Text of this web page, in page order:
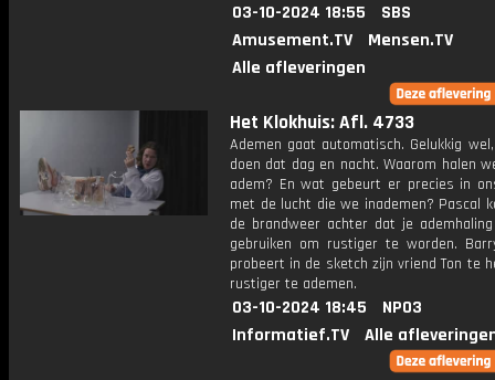
03-10-2024 18:55
SBS
Amusement.TV
Mensen.TV
Alle afleveringen
Het Klokhuis: Afl. 4733
Ademen gaat automatisch. Gelukkig
doen dat dag en nacht. Waarom halen
adem? En wat gebeurt er precies in
met de lucht die we inademen? Pascal
de brandweer achter dat je
gebruiken om rustiger te worden.
probeert in de sketch zijn vriend Ton te
rustiger te ademen.
03-10-2024 18:45
NPO3
Informatief.TV
Alle